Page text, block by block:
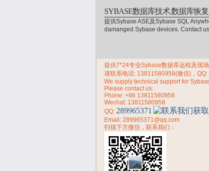
SYBASE数据库技术,数据库恢复
提供Sybase ASE及Sybase SQL
damanged Sybase devices. Contact
提供7*24专业Sybase数据库远程及现
请联系电话: 13811580958(微信)，QQ:
We supply technical support for
Please contact us:
Phone: +86 13811580958
Wechat: 13811580958
QQ: 289965371
Email: 289965371@qq.com
扫描下方微信，联系我们：